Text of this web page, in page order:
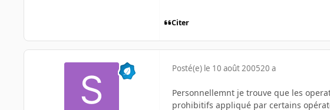
Citer
Posté(e) le 10 août 200520 a
Personnellemnt je trouve que les
prohibitifs appliqué par certains